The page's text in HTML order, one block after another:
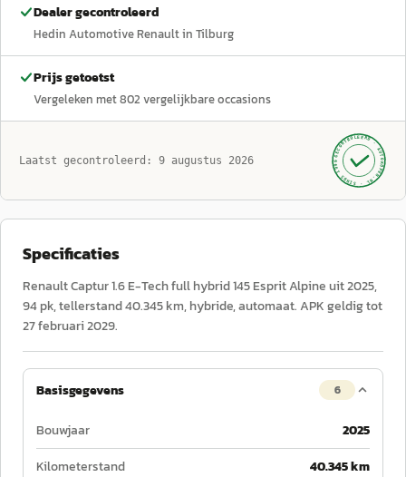
Dealer gecontroleerd
Hedin Automotive Renault in Tilburg
Prijs getoetst
Vergeleken met802 vergelijkbare occasions
Laatst gecontroleerd: 9 augustus 2026 GECONTROLEERD ·
AUTOKOPEN.NL
· SINDS 1999 ·
Specificaties
Renault Captur 1.6 E-Tech full hybrid 145 Esprit Alpine uit 2025,
94 pk, tellerstand 40.345 km, hybride, automaat. APK geldig tot
27 februari 2029.
Basisgegevens 6
Bouwjaar
2025
Kilometerstand
40.345 km